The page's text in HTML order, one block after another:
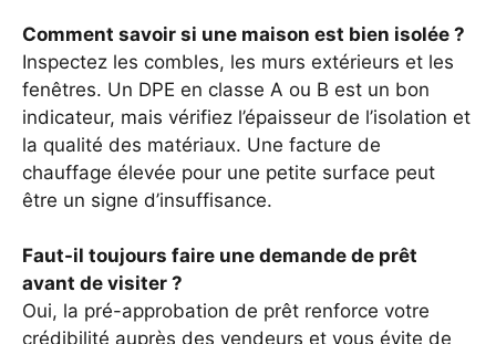
Comment savoir si une maison est bien isolée ?
Inspectez les combles, les murs extérieurs et les
fenêtres. Un DPE en classe A ou B est un bon
indicateur, mais vérifiez l’épaisseur de l’isolation et
la qualité des matériaux. Une facture de
chauffage élevée pour une petite surface peut
être un signe d’insuffisance.
Faut-il toujours faire une demande de prêt
avant de visiter ?
Oui, la pré-approbation de prêt renforce votre
crédibilité auprès des vendeurs et vous évite de